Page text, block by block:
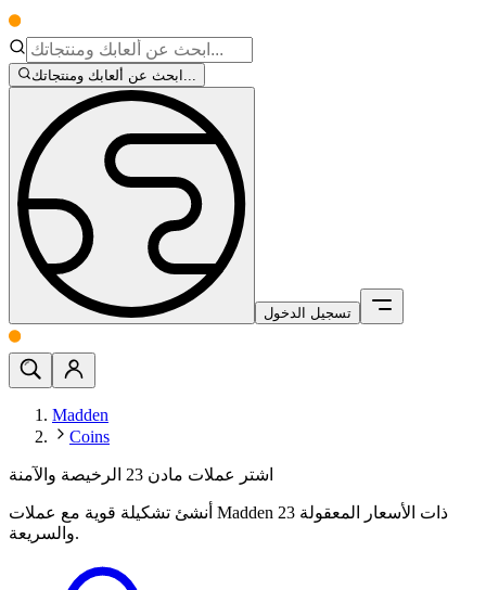
ابحث عن ألعابك ومنتجاتك...
تسجيل الدخول
Madden
Coins
اشتر عملات مادن 23 الرخيصة والآمنة
أنشئ تشكيلة قوية مع عملات Madden 23 ذات الأسعار المعقولة
والسريعة.